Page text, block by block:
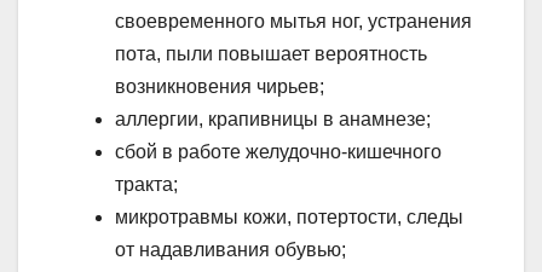
своевременного мытья ног, устранения
пота, пыли повышает вероятность
возникновения чирьев;
аллергии, крапивницы в анамнезе;
сбой в работе желудочно-кишечного
тракта;
микротравмы кожи, потертости, следы
от надавливания обувью;